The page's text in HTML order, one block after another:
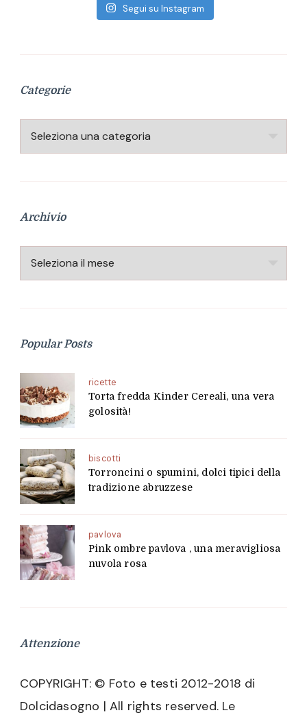
Segui su Instagram
Categorie
Categorie
Archivio
Archivio
Popular Posts
ricette
Torta fredda Kinder Cereali, una vera
golosità!
biscotti
Torroncini o spumini, dolci tipici della
tradizione abruzzese
pavlova
Pink ombre pavlova , una meravigliosa
nuvola rosa
Attenzione
COPYRIGHT: © Foto e testi 2012-2018 di
Dolcidasogno | All rights reserved. Le